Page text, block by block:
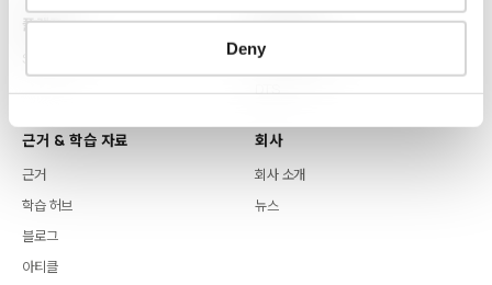
Deny
플랫폼 핵심 역량
LLM Capsule
근거 & 학습 자료
근거
학습 허브
블로그
아티클
회사
회사 소개
뉴스